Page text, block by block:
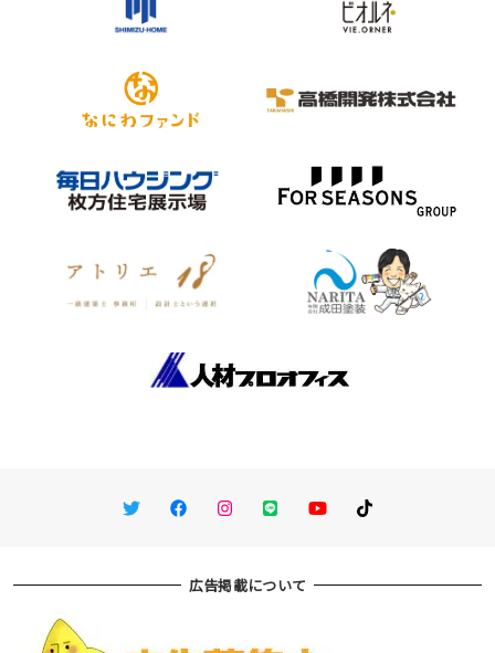
TwitterFacebookInstagram
LINE You TubeTikTok
広告掲載について